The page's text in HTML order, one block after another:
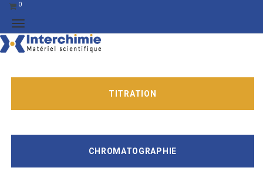
0
TITRATION
CHROMATOGRAPHIE